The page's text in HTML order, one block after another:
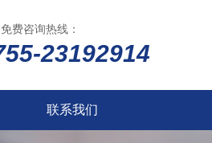
费咨询热线：
23192914
联系我们